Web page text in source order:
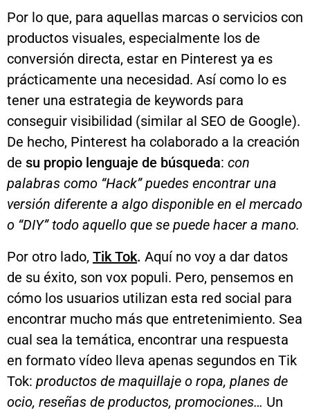
Por lo que, para aquellas marcas o servicios con
productos visuales, especialmente los de
conversión directa, estar en Pinterest ya es
prácticamente una necesidad. Así como lo es
tener una estrategia de keywords para
conseguir visibilidad (similar al SEO de Google).
De hecho, Pinterest ha colaborado a la creación
de su propio lenguaje de búsqueda: con
palabras como “Hack” puedes encontrar una
versión diferente a algo disponible en el mercado
o “DIY” todo aquello que se puede hacer a mano.
Por otro lado, Tik Tok. Aquí no voy a dar datos
de su éxito, son vox populi. Pero, pensemos en
cómo los usuarios utilizan esta red social para
encontrar mucho más que entretenimiento. Sea
cual sea la temática, encontrar una respuesta
en formato vídeo lleva apenas segundos en Tik
Tok: productos de maquillaje o ropa, planes de
ocio, reseñas de productos, promociones… Un